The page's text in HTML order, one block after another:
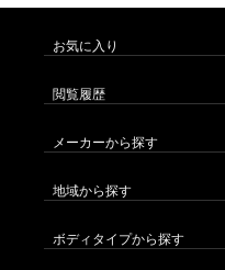
お気に入り
閲覧履歴
メーカーから探す
地域から探す
ボディタイプから探す